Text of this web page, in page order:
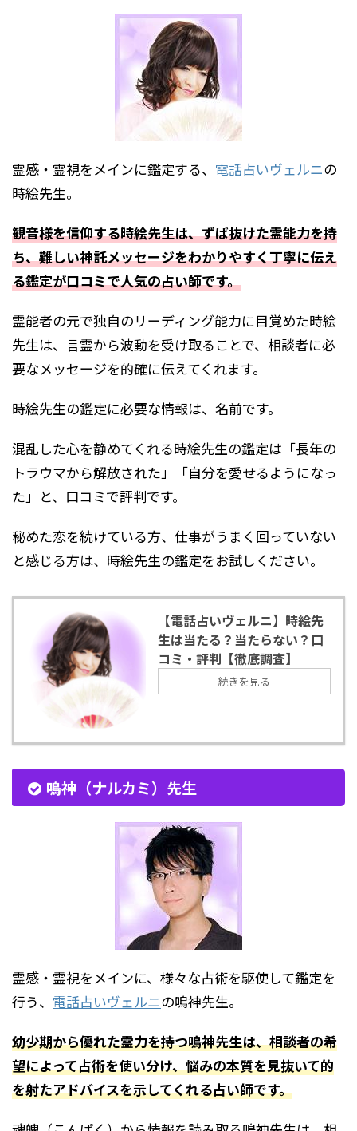
霊感・霊視をメインに鑑定する、 電話占いヴェルニの
時絵先生。
観音様を信仰する時絵先生は、ずば抜けた霊能力を持
ち、難しい神託メッセージをわかりやすく丁寧に伝え
る鑑定が口コミで人気の占い師です。
霊能者の元で独自のリーディング能力に目覚めた時絵
先生は、言霊から波動を受け取ることで、相談者に必
要なメッセージを的確に伝えてくれます。
時絵先生の鑑定に必要な情報は、名前です。
混乱した心を静めてくれる時絵先生の鑑定は「長年の
トラウマから解放された」「自分を愛せるようになっ
た」と、口コミで評判です。
秘めた恋を続けている方、仕事がうまく回っていない
と感じる方は、時絵先生の鑑定をお試しください。
【電話占いヴェルニ】時絵先
生は当たる？当たらない？口
コミ・評判【徹底調査】
続きを見る
鳴神（ナルカミ）先生
霊感・霊視をメインに、様々な占術を駆使して鑑定を
行う、 電話占いヴェルニの鳴神先生。
幼少期から優れた霊力を持つ鳴神先生は、相談者の希
望によって占術を使い分け、悩みの本質を見抜いて的
を射たアドバイスを示してくれる占い師です。